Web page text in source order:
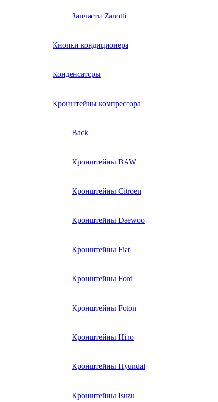
Запчасти Zanotti
Кнопки кондиционера
Конденсаторы
Кронштейны компрессора
Back
Кронштейны BAW
Кронштейны Citroen
Кронштейны Daewoo
Кронштейны Fiat
Кронштейны Ford
Кронштейны Foton
Кронштейны Hino
Кронштейны Hyundai
Кронштейны Isuzu